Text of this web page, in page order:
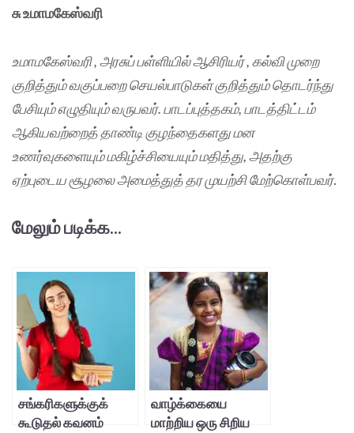
சு உமாமகேஸ்வரி
உமாமகேஸ்வரி , அரசுப் பள்ளியில் ஆசிரியர் , கல்வி முறை
குறித்தும் வகுப்பறை செயல்பாடுகள் குறித்தும் தொடர்ந்து
பேசியும் எழுதியும் வருபவர். பாடப்புத்தகம், பாடத்திட்டம்
ஆகியவற்றைத் தாண்டி குழந்தைகளது மன
உணர்வுகளையும் மகிழ்ச்சியையும் மதித்து, அதற்கு
ஏற்புடைய சூழலை அமைத்துத் தர முயற்சி மேற்கொள்பவர்.
மேலும் படிக்க...
சங்கரிகளுக்குக்
கூடுதல் கவனம்
வாழ்க்கையை
மாற்றிய ஒரு சிறிய